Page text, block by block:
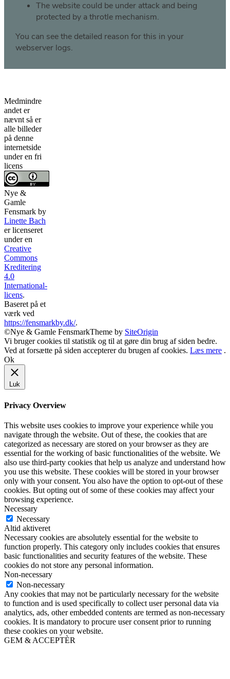
Medmindre
andet er
nævnt så er
alle billeder
på denne
internetside
under en fri
licens
Nye &
Gamle
Fensmark by
Linette Bach
er licenseret
under en
Creative
Commons
Kreditering
4.0
International-
licens.
Baseret på et
værk ved
https://fensmarkby.dk/.
©Nye & Gamle FensmarkTheme by SiteOrigin
Vi bruger cookies til statistik og til at gøre din brug af siden bedre.
Ved at forsætte på siden accepterer du brugen af cookies. Læs mere .
Ok
Luk
Privacy Overview
This website uses cookies to improve your experience while you
navigate through the website. Out of these, the cookies that are
categorized as necessary are stored on your browser as they are
essential for the working of basic functionalities of the website. We
also use third-party cookies that help us analyze and understand how
you use this website. These cookies will be stored in your browser
only with your consent. You also have the option to opt-out of these
cookies. But opting out of some of these cookies may affect your
browsing experience.
Necessary
Necessary
Altid aktiveret
Necessary cookies are absolutely essential for the website to
function properly. This category only includes cookies that ensures
basic functionalities and security features of the website. These
cookies do not store any personal information.
Non-necessary
Non-necessary
Any cookies that may not be particularly necessary for the website
to function and is used specifically to collect user personal data via
analytics, ads, other embedded contents are termed as non-necessary
cookies. It is mandatory to procure user consent prior to running
these cookies on your website.
GEM & ACCEPTÈR